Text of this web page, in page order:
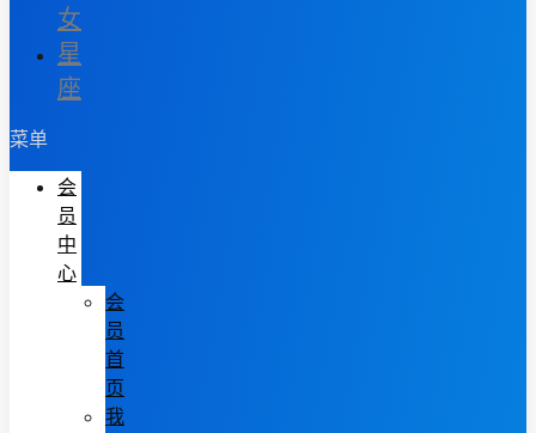
女
星
座
菜单
会
员
中
心
会
员
首
页
我